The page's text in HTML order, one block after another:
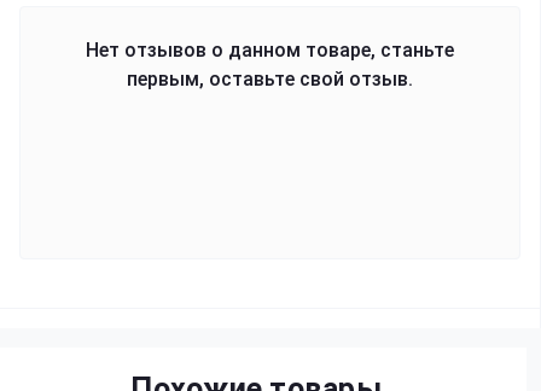
Нет отзывов о данном товаре, станьте
первым, оставьте свой отзыв.